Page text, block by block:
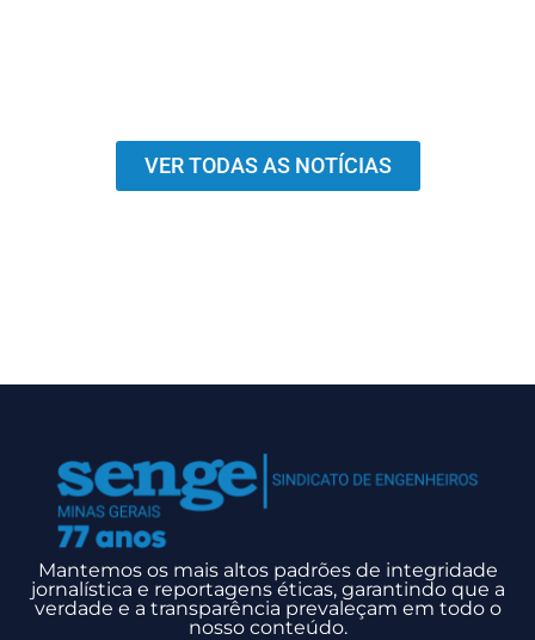
VER TODAS AS NOTÍCIAS
Mantemos os mais altos padrões de integridade
jornalística e reportagens éticas, garantindo que a
verdade e a transparência prevaleçam em todo o
nosso conteúdo.